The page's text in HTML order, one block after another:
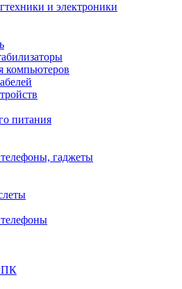
и электроники
компьютеров
питания
гаджеты
ПК